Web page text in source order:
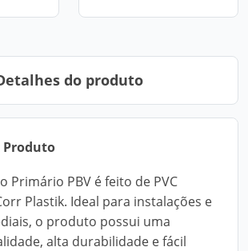
do produto
Produto
Primário PBV é feito de PVC
Plastik. Ideal para instalações e
o produto possui uma
alta durabilidade e fácil